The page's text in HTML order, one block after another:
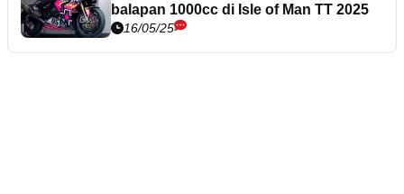
balapan 1000cc di Isle of Man TT 2025
16/05/25